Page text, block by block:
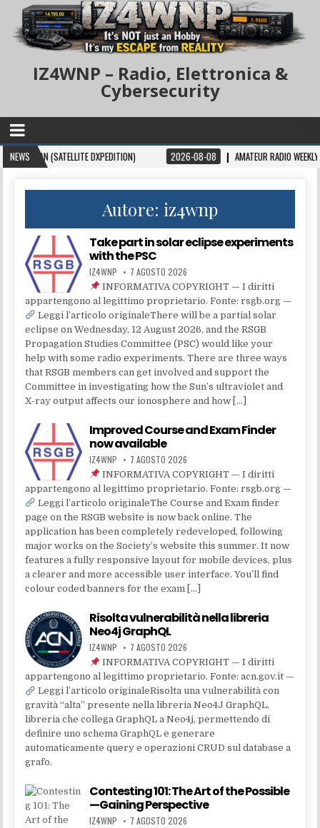
IZ4WNP – Radio, Elettronica &
Cybersecurity
NEWS
(SATELLITE DXPEDITION) 2026-08-08 AMATEUR RADIO WEEKLY – ISSUE
Autore: iz4wnp
Take part in solar eclipse experiments
with the PSC
IZ4WNP 7 AGOSTO 2026
INFORMATIVA COPYRIGHT — I diritti
appartengono al legittimo proprietario. Fonte: rsgb.org —
Leggi l’articolo originaleThere will be a partial solar
eclipse on Wednesday, 12 August 2026, and the RSGB
Propagation Studies Committee (PSC) would like your
help with some radio experiments. There are three ways
that RSGB members can get involved and support the
Committee in investigating how the Sun’s ultraviolet and
X-ray output affects our ionosphere and how […]
Improved Course and Exam Finder
now available
IZ4WNP 7 AGOSTO 2026
INFORMATIVA COPYRIGHT — I diritti
appartengono al legittimo proprietario. Fonte: rsgb.org —
Leggi l’articolo originaleThe Course and Exam finder
page on the RSGB website is now back online. The
application has been completely redeveloped, following
major works on the Society’s website this summer. It now
features a fully responsive layout for mobile devices, plus
a clearer and more accessible user interface. You’ll find
colour coded banners for the exam […]
Risolta vulnerabilità nella libreria
Neo4j GraphQL
IZ4WNP 7 AGOSTO 2026
INFORMATIVA COPYRIGHT — I diritti
appartengono al legittimo proprietario. Fonte: acn.gov.it —
Leggi l’articolo originaleRisolta una vulnerabilità con
gravità “alta” presente nella libreria Neo4J GraphQL,
libreria che collega GraphQL a Neo4j, permettendo di
definire uno schema GraphQL e generare
automaticamente query e operazioni CRUD sul database a
grafo.
Contesting 101: The Art of the Possible
—Gaining Perspective
IZ4WNP 7 AGOSTO 2026